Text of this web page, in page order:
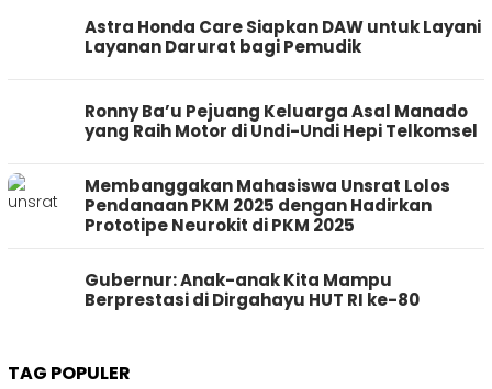
Astra Honda Care Siapkan DAW untuk Layani
Layanan Darurat bagi Pemudik
Ronny Ba’u Pejuang Keluarga Asal Manado
yang Raih Motor di Undi-Undi Hepi Telkomsel
Membanggakan Mahasiswa Unsrat Lolos
Pendanaan PKM 2025 dengan Hadirkan
Prototipe Neurokit di PKM 2025
Gubernur: Anak-anak Kita Mampu
Berprestasi di Dirgahayu HUT RI ke-80
TAG POPULER